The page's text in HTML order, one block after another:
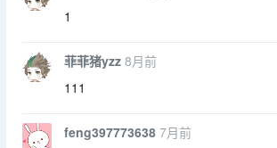
1
菲菲猪yzz 8月前
111
feng397773638 7月前